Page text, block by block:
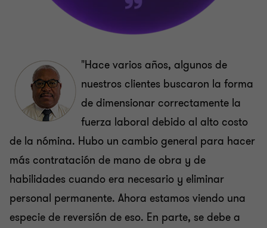
"Hace varios años, algunos de
nuestros clientes buscaron la forma
de dimensionar correctamente la
fuerza laboral debido al alto costo
de la nómina. Hubo un cambio general para hacer
más contratación de mano de obra y de
habilidades cuando era necesario y eliminar
personal permanente. Ahora estamos viendo una
especie de reversión de eso. En parte, se debe a